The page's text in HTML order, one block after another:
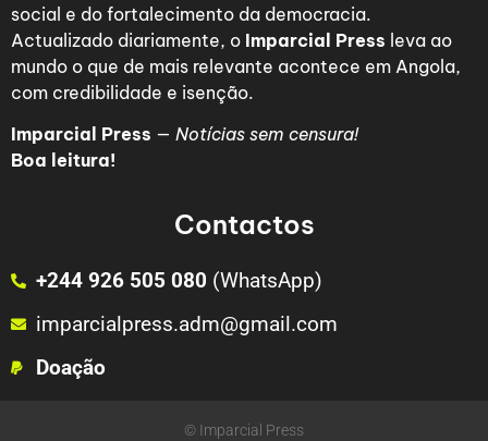
social e do fortalecimento da democracia.
Actualizado diariamente, o Imparcial Press leva ao
mundo o que de mais relevante acontece em Angola,
com credibilidade e isenção.
Imparcial Press — Notícias sem censura!
Boa leitura!
Contactos
+244 926 505 080 (WhatsApp)
imparcialpress.adm@gmail.com
Doação
© Imparcial Press